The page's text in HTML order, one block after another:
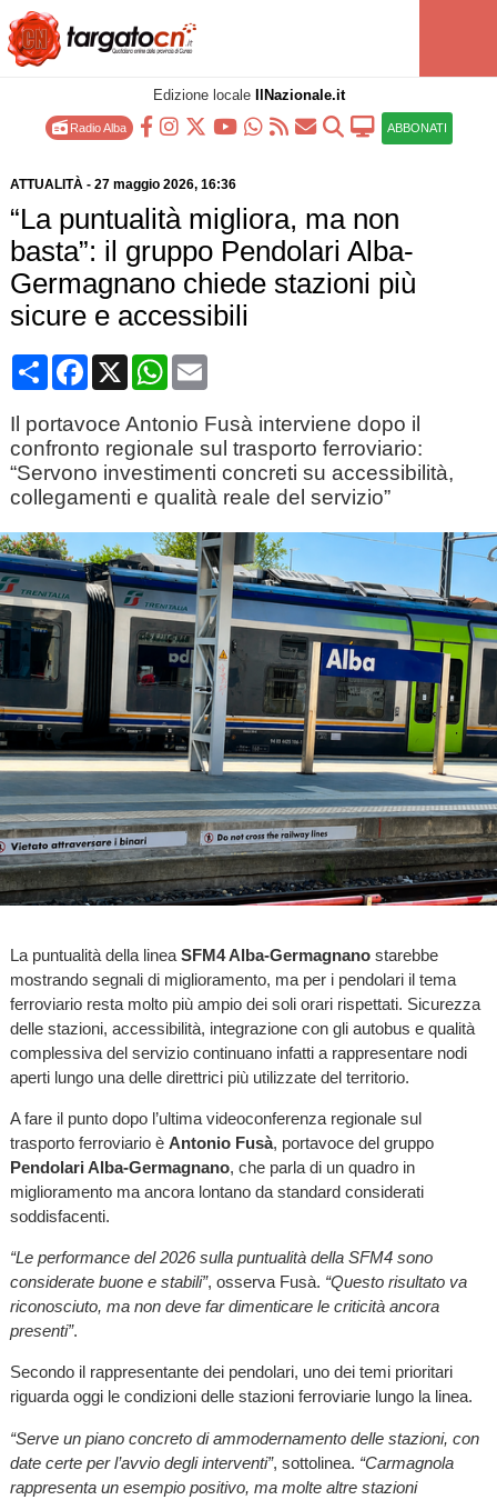
Edizione locale IlNazionale.it
Radio Alba ABBONATI
ATTUALITÀ- 27 maggio 2026, 16:36
“La puntualità migliora, ma non
basta”: il gruppo Pendolari Alba-
Germagnano chiede stazioni più
sicure e accessibili
CondividiFacebook
X WhatsApp
Email
Il portavoce Antonio Fusà interviene dopo il
confronto regionale sul trasporto ferroviario:
“Servono investimenti concreti su accessibilità,
collegamenti e qualità reale del servizio”
La puntualità della linea SFM4 Alba-Germagnanostarebbe
mostrando segnali di miglioramento, ma per i pendolari il tema
ferroviario resta molto più ampio dei soli orari rispettati. Sicurezza
delle stazioni, accessibilità, integrazione con gli autobus e qualità
complessiva del servizio continuano infatti a rappresentare nodi
aperti lungo una delle direttrici più utilizzate del territorio.
A fare il punto dopo l’ultima videoconferenza regionale sul
trasporto ferroviario è Antonio Fusà, portavoce del gruppo
Pendolari Alba-Germagnano, che parla di un quadro in
miglioramento ma ancora lontano da standard considerati
soddisfacenti.
“Le performance del 2026 sulla puntualità della SFM4 sono
considerate buone e stabili”, osserva Fusà. “Questo risultato va
riconosciuto, ma non deve far dimenticare le criticità ancora
presenti”.
Secondo il rappresentante dei pendolari, uno dei temi prioritari
riguarda oggi le condizioni delle stazioni ferroviarie lungo la linea.
“Serve un piano concreto di ammodernamento delle stazioni, con
date certe per l’avvio degli interventi”, sottolinea. “Carmagnola
rappresenta un esempio positivo, ma molte altre stazioni